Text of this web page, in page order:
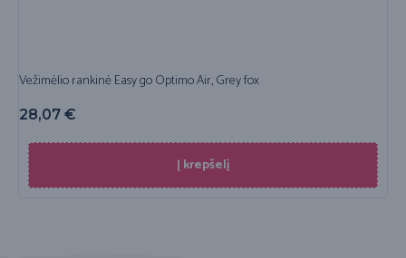
Vežimėlio rankinė Easy go Optimo Air, Grey fox
28,07 €
Į krepšelį